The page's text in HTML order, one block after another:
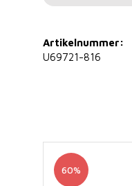
Artikelnummer:
U69721-816
60%